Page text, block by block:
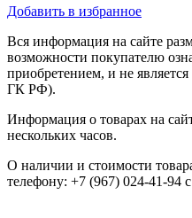
Добавить в избранное
Вся информация на сайте
возможности покупателю
приобретением, и не
ГК РФ).
Информация о товарах на
нескольких часов.
О наличии и стоимости
телефону: +7 (967) 024-41-94